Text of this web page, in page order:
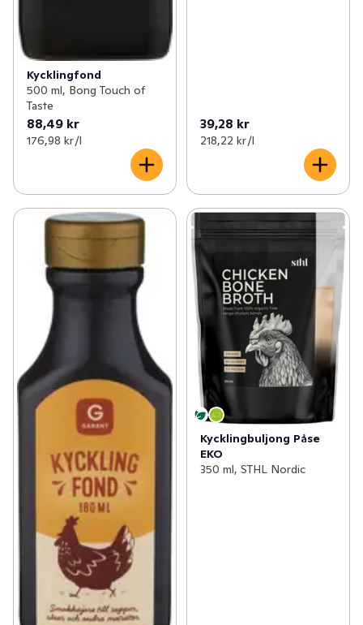
Kycklingfond
500 ml, Bong Touch of
Taste
88,49 kr
176,98 kr /l
39,28 kr
218,22 kr /l
Kycklingbuljong Påse
EKO
350 ml, STHL Nordic